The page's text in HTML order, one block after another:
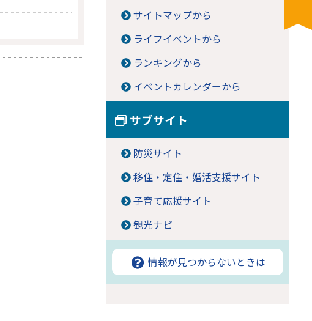
サイトマップから
ライフイベントから
ランキングから
イベントカレンダーから
サブサイト
防災サイト
移住・定住・婚活支援サイト
子育て応援サイト
観光ナビ
情報が見つからないときは